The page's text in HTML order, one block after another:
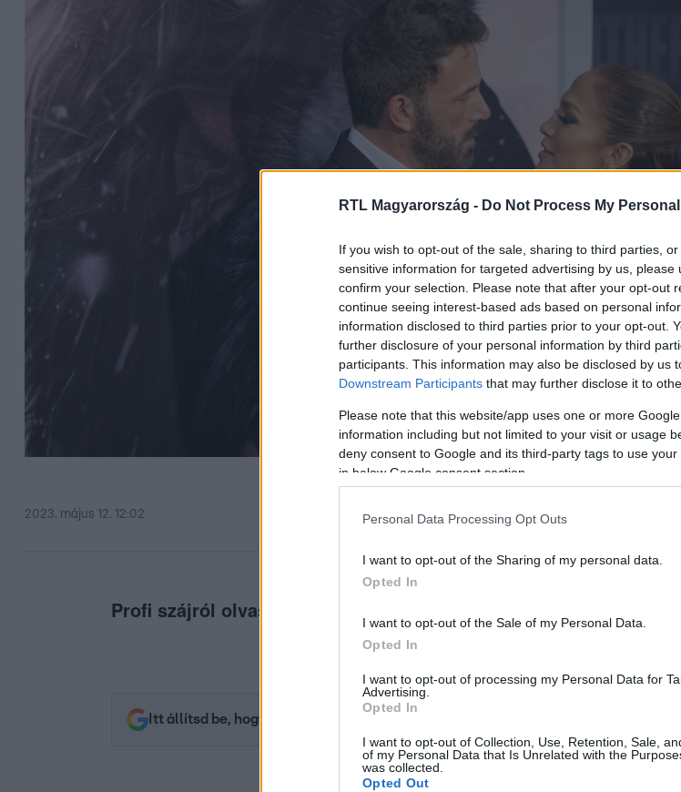
RTL Magyarország - Do Not Process My
If you wish to opt-out of the sale, sharing to third parties,
sensitive information for targeted advertising by us,
confirm your selection. Please note that after your opt-out
continue seeing interest-based ads based on personal
information disclosed to third parties prior to your opt-out.
further disclosure of your personal information by third
participants. This information may also be disclosed by us
Downstream Participants that may further disclose it to
Please note that this website/app uses one or more
information including but not limited to your visit or usage
deny consent to Google and its third-party tags to use
in below Google consent section.
Personal Data Processing Opt Outs
I want to opt-out of the Sharing of my personal data.
Opted In
I want to opt-out of the Sale of my Personal Data.
Opted In
I want to opt-out of processing my Personal Data for
Advertising.
Opted In
I want to opt-out of Collection, Use, Retention, Sale,
of my Personal Data that Is Unrelated with the
was collected.
Opted Out
2023. május 12. 12:02
Profi szájról olvasó leplezte le a sztárpárt.
Itt állítsd be, hogy az RTL.hu az elsők között legyen a Google-találatokban!